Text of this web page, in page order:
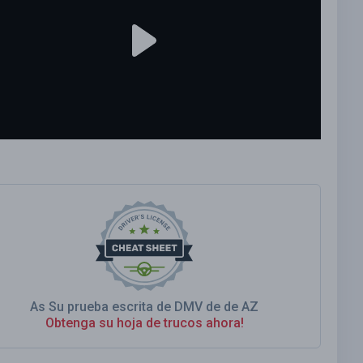
As Su prueba escrita de DMV de de AZ
Obtenga su hoja de trucos ahora!